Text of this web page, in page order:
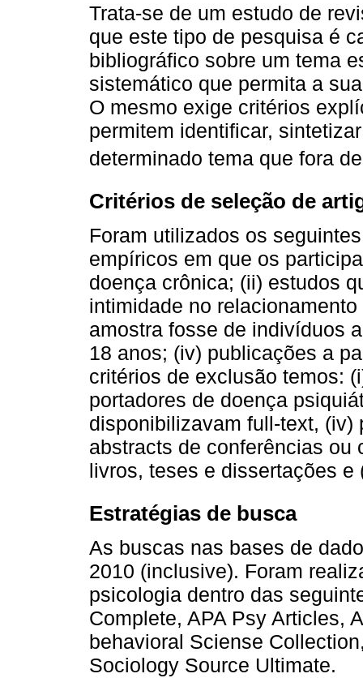
Trata-se de um estudo de
que este tipo de pesquisa é
bibliográfico sobre um tema
sistemático que permita a
O mesmo exige critérios
permitem identificar,
determinado tema que fora
Critérios de seleção de
Foram utilizados os
empíricos em que os
doença crônica; (ii) estudos
intimidade no
amostra fosse de indivíduos
18 anos; (iv) publicações a
critérios de exclusão temos:
portadores de doença
disponibilizavam full-text,
abstracts de conferências
livros, teses e dissertações
Estratégias de busca
As buscas nas bases de
2010 (inclusive). Foram
psicologia dentro das
Complete, APA Psy Articles,
behavioral Sciense
Sociology Source Ultimate.